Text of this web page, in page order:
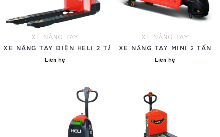
XE NÂNG TAY
XE NÂNG TAY ĐIỆN HELI 2 TẤN PIN LITHIUM
Liên hệ
XE NÂNG TAY
XE NÂNG TAY MINI 2 TẤN
Liên hệ